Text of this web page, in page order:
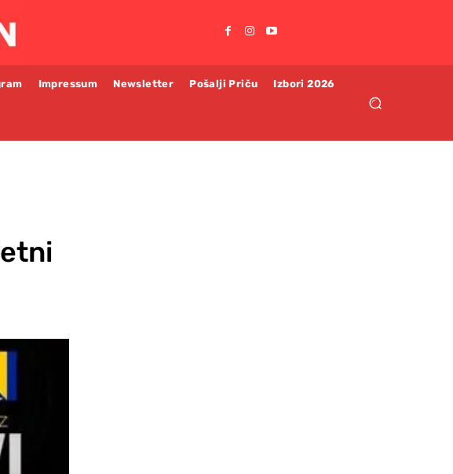
Impressum Newsletter Pošalji Priču Izbori 2026